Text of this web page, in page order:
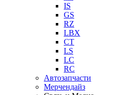
IS
GS
RZ
LBX
CT
LS
LC
RC
Автозапчасти
Мерчендайз